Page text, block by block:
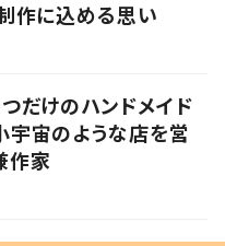
作に込める思い
だけのハンドメイド
宙のような店を営
作家